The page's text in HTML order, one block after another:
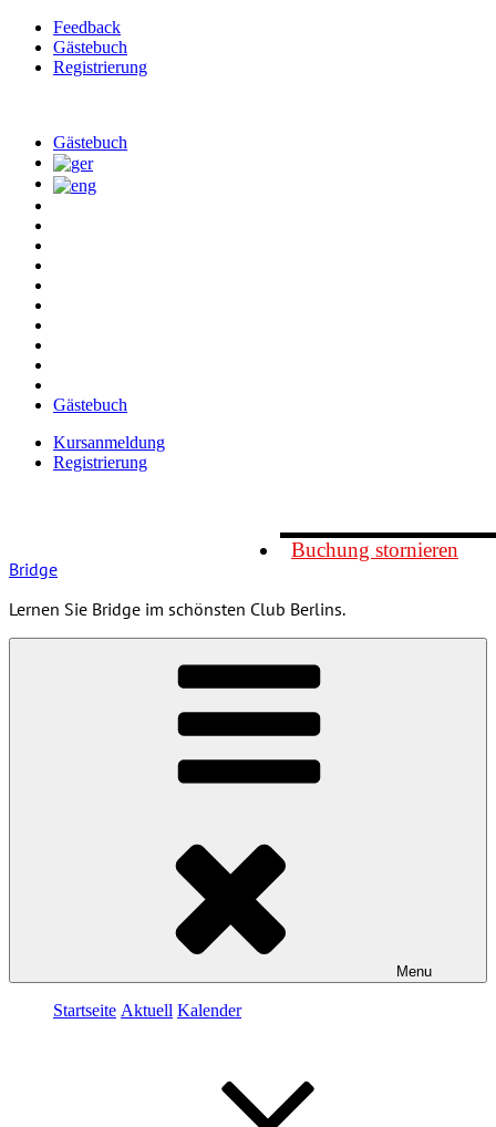
Feedback
Gästebuch
Registrierung
contentGästebuch
Gästebuch
Kursanmeldung
Registrierung
Buchung stornieren
Bridge
Lernen Sie Bridge im schönsten Club Berlins.
Menu
Startseite Aktuell Kalender